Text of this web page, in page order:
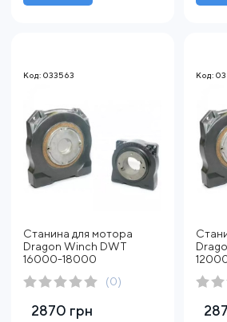
Код: 033563
Станина для мотора
Dragon Winch DWT
16000-18000
(0)
2870 грн
Код: